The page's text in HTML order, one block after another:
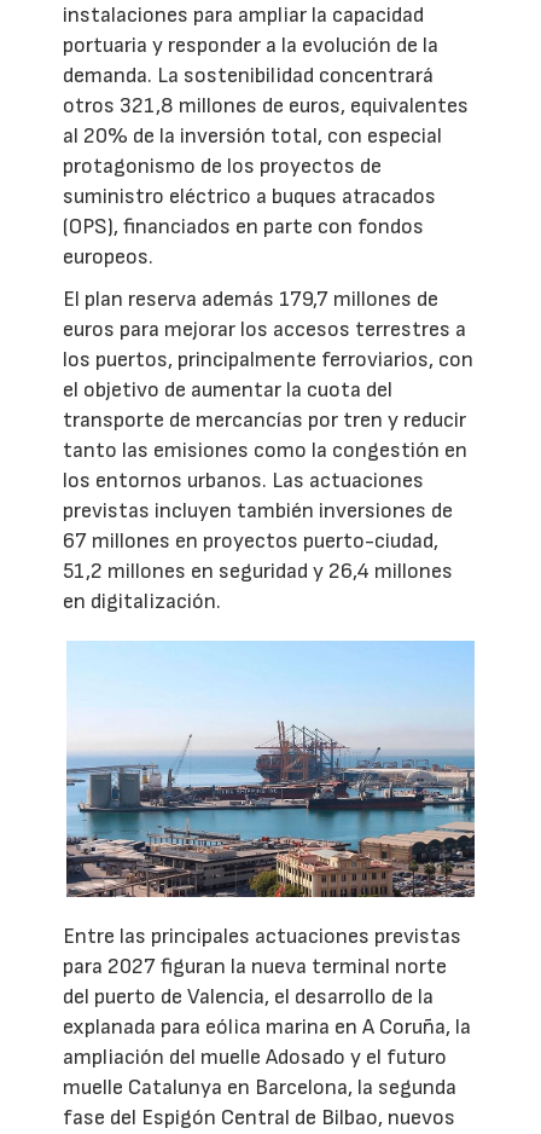
instalaciones para ampliar la capacidad
portuaria y responder a la evolución de la
demanda. La sostenibilidad concentrará
otros 321,8 millones de euros, equivalentes
al 20% de la inversión total, con especial
protagonismo de los proyectos de
suministro eléctrico a buques atracados
(OPS), financiados en parte con fondos
europeos.
El plan reserva además 179,7 millones de
euros para mejorar los accesos terrestres a
los puertos, principalmente ferroviarios, con
el objetivo de aumentar la cuota del
transporte de mercancías por tren y reducir
tanto las emisiones como la congestión en
los entornos urbanos. Las actuaciones
previstas incluyen también inversiones de
67 millones en proyectos puerto-ciudad,
51,2 millones en seguridad y 26,4 millones
en digitalización.
Entre las principales actuaciones previstas
para 2027 figuran la nueva terminal norte
del puerto de Valencia, el desarrollo de la
explanada para eólica marina en A Coruña, la
ampliación del muelle Adosado y el futuro
muelle Catalunya en Barcelona, la segunda
fase del Espigón Central de Bilbao, nuevos